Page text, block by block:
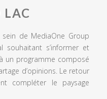
LAC
de MediaOne Group
souhaitant s’informer et
un programme composé
d’opinions. Le retour
compléter le paysage